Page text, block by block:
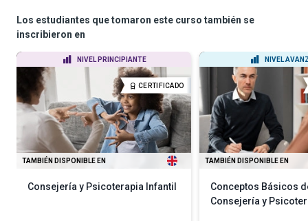
Los estudiantes que tomaron este curso también se
inscribieron en
NIVEL PRINCIPIANTE
CERTIFICADO
TAMBIÉN DISPONIBLE EN
Consejería y Psicoterapia Infantil
NIVEL
TAMBIÉN DISPONIBLE EN
Conceptos Básicos
Consejería y